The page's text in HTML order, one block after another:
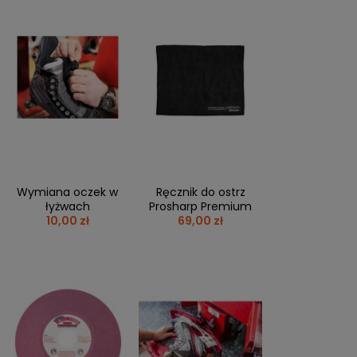
Wymiana oczek w
łyżwach
10,00 zł
Ręcznik do ostrz
Prosharp Premium
69,00 zł